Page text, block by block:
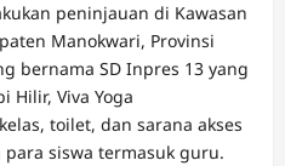
peninjauan di Kawasan
Manokwari, Provinsi
bernama SD Inpres 13 yang
Hilir, Viva Yoga
toilet, dan sarana akses
siswa termasuk guru.